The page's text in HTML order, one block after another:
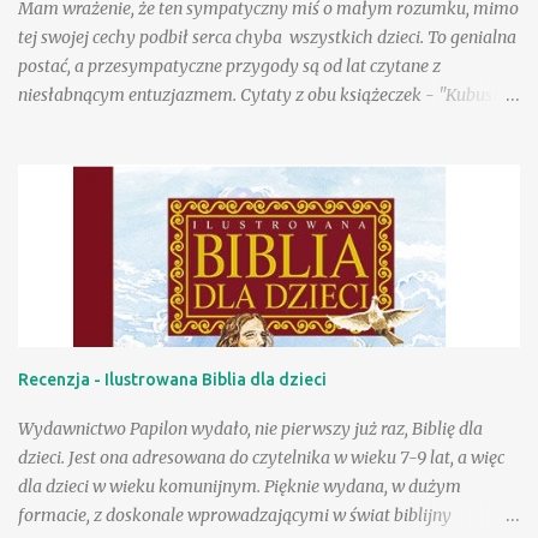
(wyznam, że my właśnie do nich należymy), ale są pewnie tacy,
którzy lubią je, choć tego so...
Mam wrażenie, że ten sympatyczny miś o małym rozumku, mimo
tej swojej cechy podbił serca chyba wszystkich dzieci. To genialna
postać, a przesympatyczne przygody są od lat czytane z
niesłabnącym entuzjazmem. Cytaty z obu książeczek - "Kubusia
filmów pełnometrażowych, zagościł na przeróżnych gadżetach,
ubraniach, przyborach szkolnych. Tu na ogół wykorzystywany
jest jego wizerunek stworzony w wytwórni Walta Disneya.
Poczciwy, okrąglutki miś w czerwonej koszulce przyciąga przed
odbiorniki rzeszę wiernych małych fanów, a i dorośli chętnie
zerkają na jego przygody, w końcu to rzecz kultowa. Wydana
niedawno przez Egmont "Wielka księga opowieści" to
fantastyczna pozycja dla wielbicieli przygód Puchatka. W książce
same przygody to nowe teksty stworzone przez współczesnych
autorów ...
Recenzja - Ilustrowana Biblia dla dzieci
Wydawnictwo Papilon wydało, nie pierwszy już raz, Biblię dla
dzieci. Jest ona adresowana do czytelnika w wieku 7-9 lat, a więc
dla dzieci w wieku komunijnym. Pięknie wydana, w dużym
formacie, z doskonale wprowadzającymi w świat biblijny